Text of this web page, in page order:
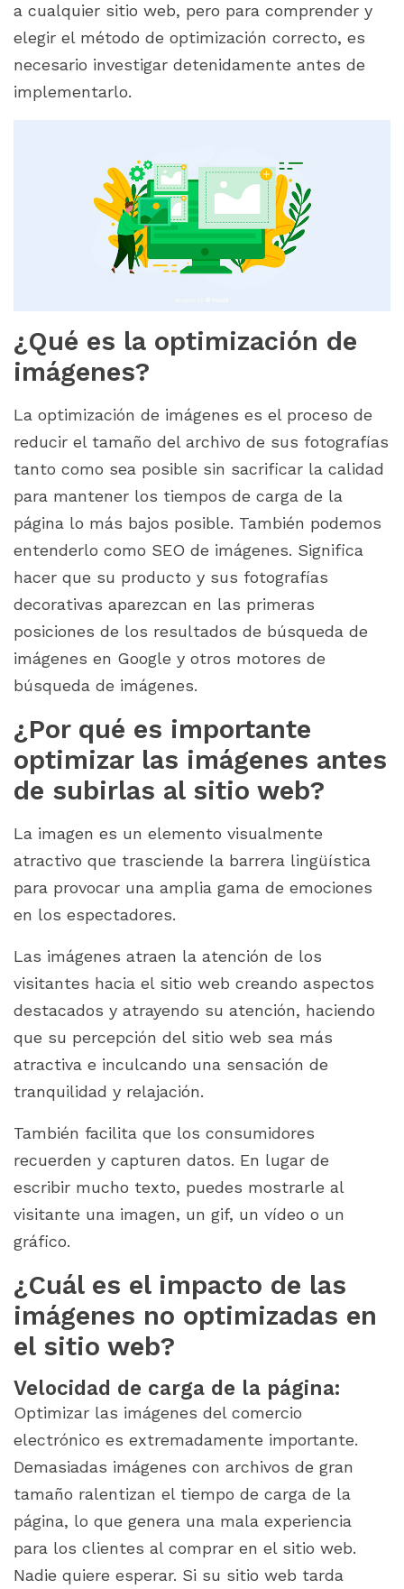
a cualquier sitio web, pero para comprender y
elegir el método de optimización correcto, es
necesario investigar detenidamente antes de
implementarlo.
¿Qué es la optimización de
imágenes?
La optimización de imágenes es el proceso de
reducir el tamaño del archivo de sus fotografías
tanto como sea posible sin sacrificar la calidad
para mantener los tiempos de carga de la
página lo más bajos posible. También podemos
entenderlo como SEO de imágenes. Significa
hacer que su producto y sus fotografías
decorativas aparezcan en las primeras
posiciones de los resultados de búsqueda de
imágenes en Google y otros motores de
búsqueda de imágenes.
¿Por qué es importante
optimizar las imágenes antes
de subirlas al sitio web?
La imagen es un elemento visualmente
atractivo que trasciende la barrera lingüística
para provocar una amplia gama de emociones
en los espectadores.
Las imágenes atraen la atención de los
visitantes hacia el sitio web creando aspectos
destacados y atrayendo su atención, haciendo
que su percepción del sitio web sea más
atractiva e inculcando una sensación de
tranquilidad y relajación.
También facilita que los consumidores
recuerden y capturen datos. En lugar de
escribir mucho texto, puedes mostrarle al
visitante una imagen, un gif, un vídeo o un
gráfico.
¿Cuál es el impacto de las
imágenes no optimizadas en
el sitio web?
Velocidad de carga de la página:
Optimizar las imágenes del comercio
electrónico es extremadamente importante.
Demasiadas imágenes con archivos de gran
tamaño ralentizan el tiempo de carga de la
página, lo que genera una mala experiencia
para los clientes al comprar en el sitio web.
Nadie quiere esperar. Si su sitio web tarda